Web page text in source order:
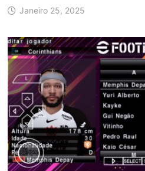
Janeiro 25, 2025